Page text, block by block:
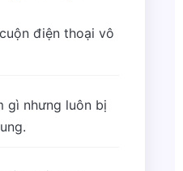
điện thoại vô
gì nhưng luôn bị